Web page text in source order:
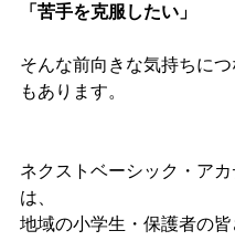
「苦手を克服したい」
そんな前向きな気持ちにつ
もあります。
ネクストベーシック・ア
は、
地域の小学生・保護者の